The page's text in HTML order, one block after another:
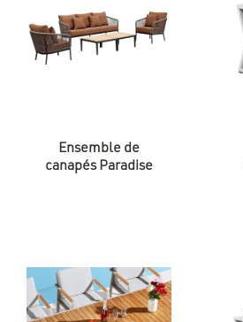
Ensemble de
canapés Paradise